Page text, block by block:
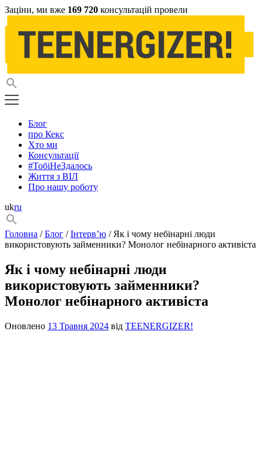
Заціни, ми вже 169 720 консультацій провели
Блог
про Кекс
Хто ми
Консультації
#ТобіНеЗдалось
Життя з ВІЛ
Про нашу роботу
ukru
Головна /Блог /Інтерв’ю / Як і чому небінарні люди
використовують займенники? Монолог небінарного активіста
Як і чому небінарні люди
використовують займенники?
Монолог небінарного активіста
Оновлено 13 Травня 2024 від TEENERGIZER!